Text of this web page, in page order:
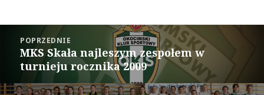
o
T
w
i
t
t
e
(
o
F
a
c
e
b
o
k
Nawigacja
wpisu
POPRZEDNIE
Poprzedni
wpis:
MKS Skała najleszym zespołem w
turnieju rocznika 2009